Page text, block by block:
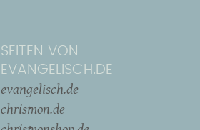
SEITEN VON
EVANGELISCH.DE
evangelisch.de
chrismon.de